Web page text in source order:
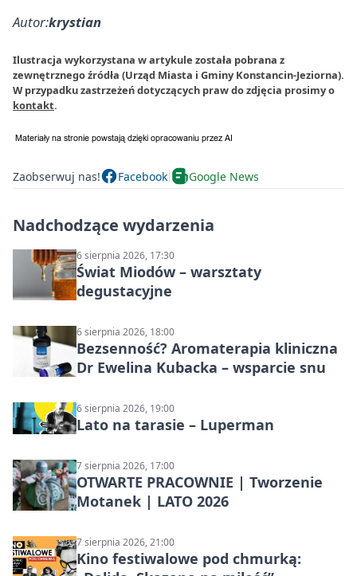
Autor:krystian
Ilustracja wykorzystana w artykule została pobrana z
zewnętrznego źródła (Urząd Miasta i Gminy Konstancin-Jeziorna).
W przypadku zastrzeżeń dotyczących praw do zdjęcia prosimy o
kontakt.
Zaobserwuj nas! Facebook Google News
Nadchodzące wydarzenia
6 sierpnia 2026, 17:30
Świat Miodów – warsztaty
degustacyjne
6 sierpnia 2026, 18:00
Bezsenność? Aromaterapia kliniczna
Dr Ewelina Kubacka – wsparcie snu
6 sierpnia 2026, 19:00
Lato na tarasie – Luperman
7 sierpnia 2026, 17:00
OTWARTE PRACOWNIE | Tworzenie
Motanek | LATO 2026
7 sierpnia 2026, 21:00
Kino festiwalowe pod chmurką: